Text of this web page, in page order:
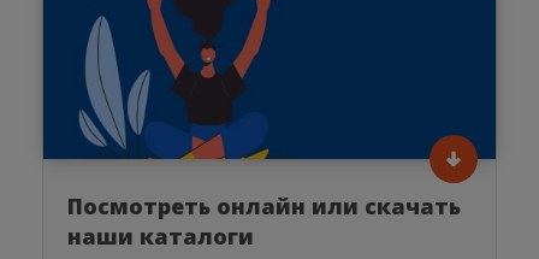
Посмотреть онлайн или скачать
наши каталоги